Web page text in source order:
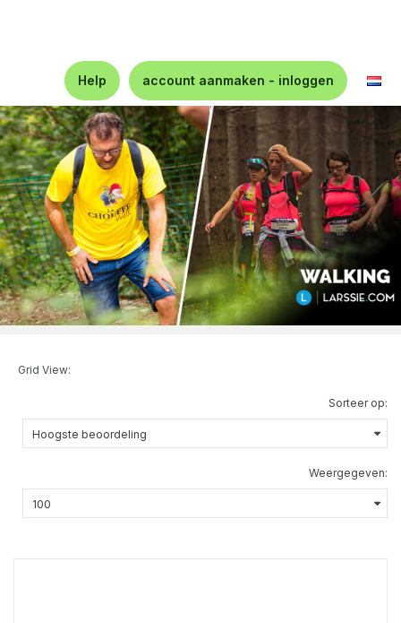
Help account aanmaken - inloggen
Grid View:
Sorteer op:
Weergegeven: